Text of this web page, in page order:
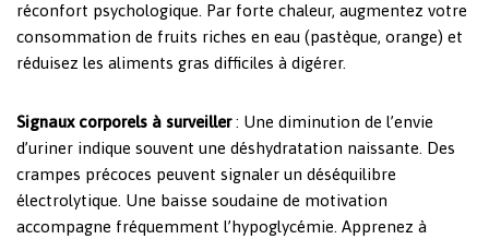
réconfort psychologique. Par forte chaleur, augmentez votre
consommation de fruits riches en eau (pastèque, orange) et
réduisez les aliments gras difficiles à digérer.
Signaux corporels à surveiller: Une diminution de l’envie
d’uriner indique souvent une déshydratation naissante. Des
crampes précoces peuvent signaler un déséquilibre
électrolytique. Une baisse soudaine de motivation
accompagne fréquemment l’hypoglycémie. Apprenez à